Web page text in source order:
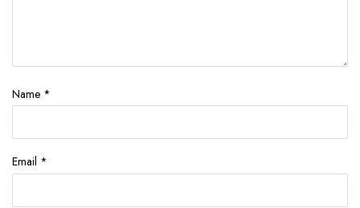
Name *
Email *